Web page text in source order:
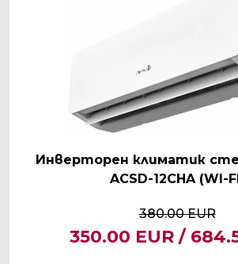
Инверторен климатик
ACSD-12CHA (WI-
380.00 EUR
350.00 EUR /